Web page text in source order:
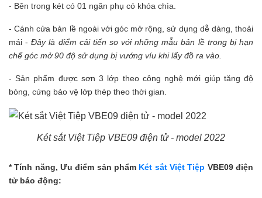
- Bên trong két có 01 ngăn phụ có khóa chìa.
- Cánh cửa bản lề ngoài với góc mở rộng, sử dụng dễ dàng, thoải
mái -Đây là điểm cải tiến so với những mẫu bản lề trong bị hạn
chế góc mở 90 độ sử dụng bị vướng víu khi lấy đồ ra vào.
- Sản phẩm được sơn 3 lớp theo công nghệ mới giúp tăng độ
bóng, cứng bảo vệ lớp thép theo thời gian.
Két sắt Việt Tiệp VBE09 điện tử - model 2022
* Tính năng, Ưu điểm sản phẩm Két sắt Việt Tiệp VBE09 điện
tử báo động: